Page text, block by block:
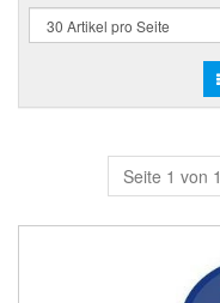
Seite 1 von 1